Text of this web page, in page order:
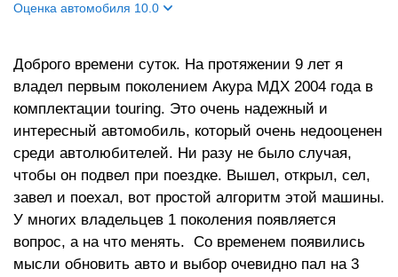
Оценка автомобиля 10.0
Салон
10
Двигатель
10
Ходовые качества
10
Доброго времени суток. На протяжении 9 лет я
владел первым поколением Акура МДХ 2004 года в
комплектации touring. Это очень надежный и
интересный автомобиль, который очень недооценен
среди автолюбителей. Ни разу не было случая,
чтобы он подвел при поездке. Вышел, открыл, сел,
завел и поехал, вот простой алгоритм этой машины.
У многих владельцев 1 поколения появляется
вопрос, а на что менять. Со временем появились
мысли обновить авто и выбор очевидно пал на 3